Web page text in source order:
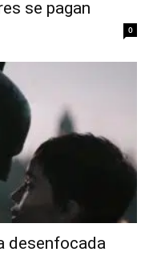
se pagan
0
desenfocada